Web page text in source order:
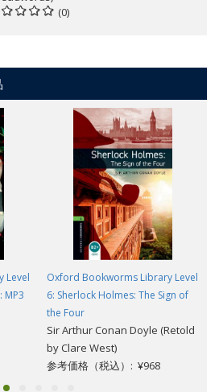
(0)
Level
MP3
Oxford Bookworms Library Level
6: Sherlock Holmes: The Sign of
the Four
Sir Arthur Conan Doyle (Retold
by Clare West)
参考価格（税込）: ¥968